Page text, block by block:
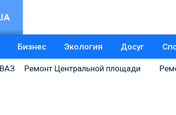
Бизнес Экология Досуг
Ремонт Центральной площади